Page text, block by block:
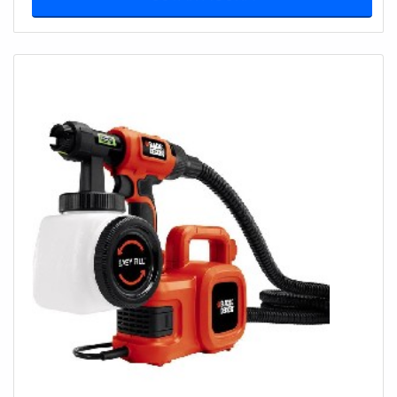
Função: Base de aderência e proteção
Diluição: 20-30% com aguarrás
TINTA ANTI-FERRUGEM
Quando usar: Metal com início de oxidação
Vantagem: Converte ferrugem em proteção
Aplicação: Direto sobre metal preparado
Durabilidade: Maior resistência
BICOS RECOMENDADOS PARA CADA TINTA
Dica de ouro : O bico faz toda diferença no resultado.
Primer: 1.7-2.0mm (tinta mais densa)
Esmalte: 1.4-1.6mm (acabamento fino)
Verniz: 1.2-1.4mm (camada final)